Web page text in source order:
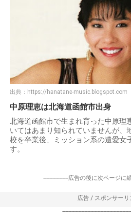
出典： https://hanatane-music.blogspot.com
中原理恵は北海道函館市出身
北海道函館市で生まれ育った中原理
いてはあまり知られていませんが、
校を卒業後、ミッション系の遺愛女
す。
-----------------広告の後に次ページに
広告 / スポンサーリ